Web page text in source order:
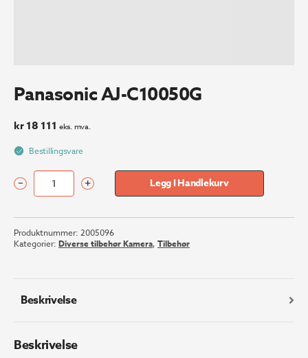
Panasonic AJ-C10050G
kr18 111 eks. mva.
Bestillingsvare
Panasonic
C10050G
antall
– + Legg I Handlekurv
Produktnummer: 2005096
Kategorier: Diverse tilbehør Kamera, Tilbehør
Beskrivelse
Beskrivelse